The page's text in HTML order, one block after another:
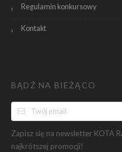
Regulamin konkursowy
Kontakt
BĄDŹ NA BIEŻĄCO
Zapisz się na newsletter KOTA
najkrótszej promocji!